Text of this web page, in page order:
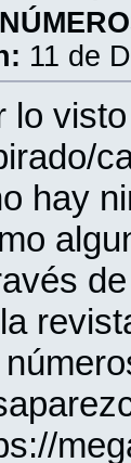
11 de
lo
hay